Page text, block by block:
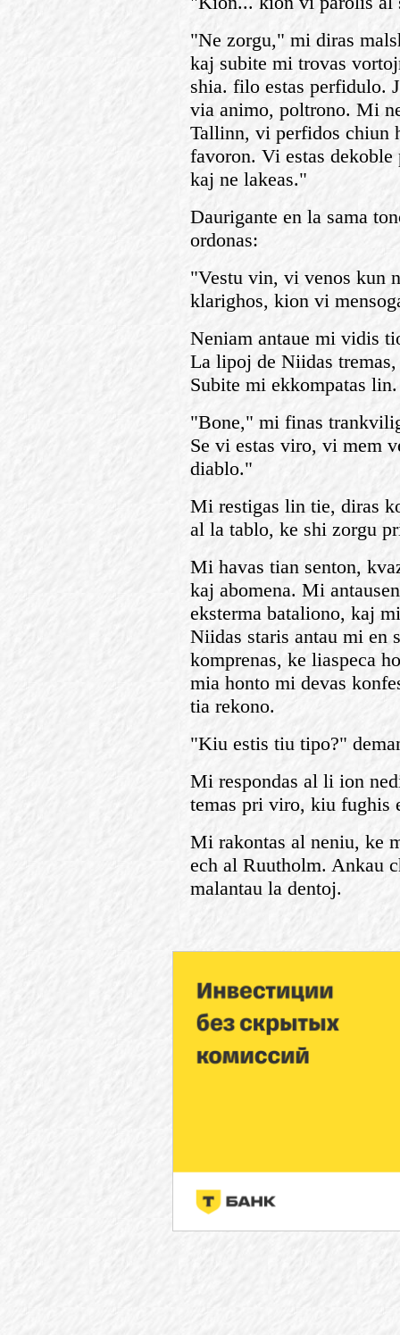
"Ne zorgu," mi diras
kaj subite mi trovas
shia. filo estas perfidulo.
via animo, poltrono. Mi
Tallinn, vi perfidos chiun
favoron. Vi estas
kaj ne lakeas."
Daurigante en la sama
ordonas:
"Vestu vin, vi venos kun
klarighos, kion vi
Neniam antaue mi vidis
La lipoj de Niidas
Subite mi ekkompatas lin.
"Bone," mi finas
Se vi estas viro, vi mem
diablo."
Mi restigas lin tie, diras
al la tablo, ke shi zorgu
Mi havas tian senton,
kaj abomena. Mi
eksterma bataliono, kaj
Niidas staris antau mi en
komprenas, ke liaspeca
mia honto mi devas
tia rekono.
"Kiu estis tiu tipo?"
Mi respondas al li ion
temas pri viro, kiu fughis
Mi rakontas al neniu, ke
ech al Ruutholm. Ankau
malantau la dentoj.